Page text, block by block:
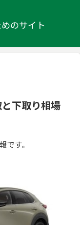
のサイト
と下取り相場
す。